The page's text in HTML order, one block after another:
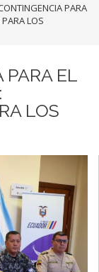
PARA
LOS
PARA EL
LOS